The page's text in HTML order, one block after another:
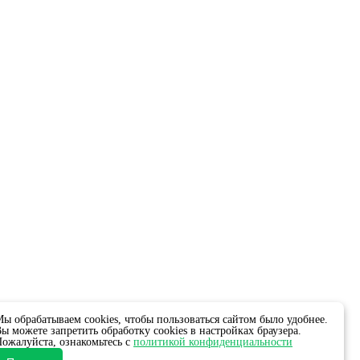
обрабатываем cookies, чтобы пользоваться сайтом было удобнее.
можете запретить обработку cookies в настройках браузера.
ознакомьтесь с политикой конфиденциальности